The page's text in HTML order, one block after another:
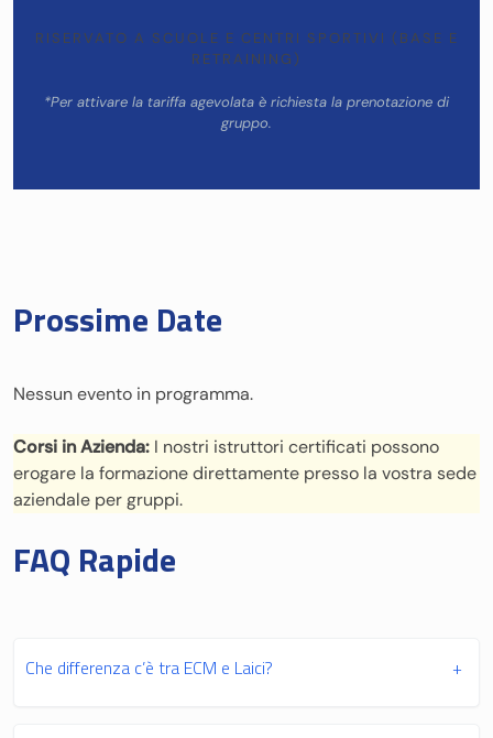
RISERVATO A SCUOLE E CENTRI SPORTIVI (BASE E
RETRAINING)
*Per attivare la tariffa agevolata è richiesta la prenotazione di
gruppo.
Prossime Date
Nessun evento in programma.
Corsi in Azienda: I nostri istruttori certificati possono
erogare la formazione direttamente presso la vostra sede
aziendale per gruppi.
FAQ Rapide
Che differenza c’è tra ECM e Laici? +